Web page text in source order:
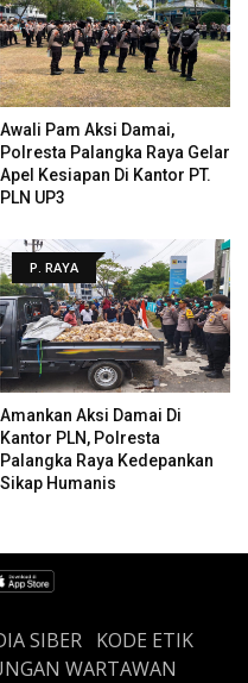
Awali Pam Aksi Damai,
Polresta Palangka Raya Gelar
Apel Kesiapan Di Kantor PT.
PLN UP3
P. RAYA
Amankan Aksi Damai Di
Kantor PLN, Polresta
Palangka Raya Kedepankan
Sikap Humanis
SIBER
KODE ETIK
WARTAWAN